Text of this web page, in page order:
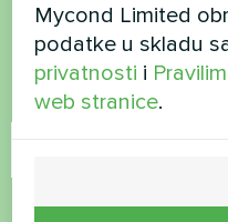
Kontaktirajte nas i
Ime
Broj telefona
Mycond Limited
podatke u skladu
privatnosti i
web stranice.